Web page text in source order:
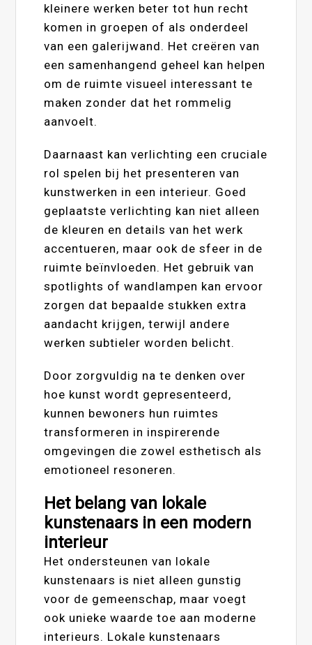
kleinere werken beter tot hun recht
komen in groepen of als onderdeel
van een galerijwand. Het creëren van
een samenhangend geheel kan helpen
om de ruimte visueel interessant te
maken zonder dat het rommelig
aanvoelt.
Daarnaast kan verlichting een cruciale
rol spelen bij het presenteren van
kunstwerken in een interieur. Goed
geplaatste verlichting kan niet alleen
de kleuren en details van het werk
accentueren, maar ook de sfeer in de
ruimte beïnvloeden. Het gebruik van
spotlights of wandlampen kan ervoor
zorgen dat bepaalde stukken extra
aandacht krijgen, terwijl andere
werken subtieler worden belicht.
Door zorgvuldig na te denken over
hoe kunst wordt gepresenteerd,
kunnen bewoners hun ruimtes
transformeren in inspirerende
omgevingen die zowel esthetisch als
emotioneel resoneren.
Het belang van lokale
kunstenaars in een modern
interieur
Het ondersteunen van lokale
kunstenaars is niet alleen gunstig
voor de gemeenschap, maar voegt
ook unieke waarde toe aan moderne
interieurs. Lokale kunstenaars